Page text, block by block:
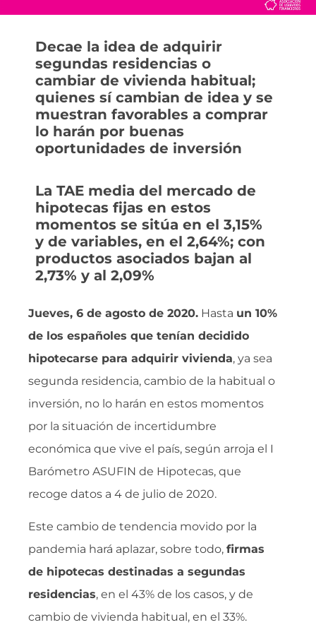
Decae la idea de adquirir
segundas residencias o
cambiar de vivienda habitual;
quienes sí cambian de idea y se
muestran favorables a comprar
lo harán por buenas
oportunidades de inversión
La TAE media del mercado de
hipotecas fijas en estos
momentos se sitúa en el 3,15%
y de variables, en el 2,64%; con
productos asociados bajan al
2,73% y al 2,09%
Jueves, 6 de agosto de 2020. Hasta un 10%
de los españoles que tenían decidido
hipotecarse para adquirir vivienda, ya sea
segunda residencia, cambio de la habitual o
inversión, no lo harán en estos momentos
por la situación de incertidumbre
económica que vive el país, según arroja el I
Barómetro ASUFIN de Hipotecas, que
recoge datos a 4 de julio de 2020.
Este cambio de tendencia movido por la
pandemia hará aplazar, sobre todo, firmas
de hipotecas destinadas a segundas
residencias, en el 43% de los casos, y de
cambio de vivienda habitual, en el 33%.